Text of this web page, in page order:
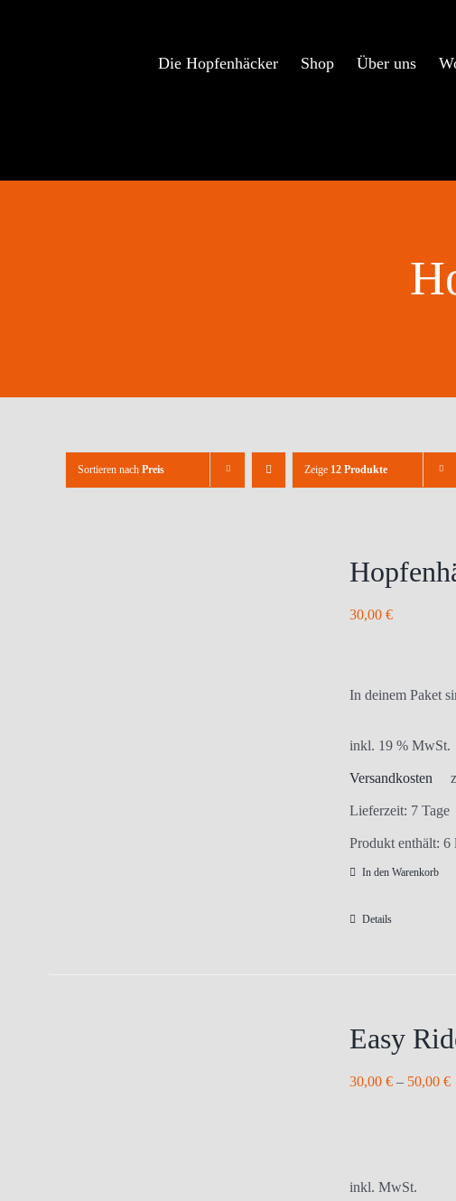
Die Hopfenhäcker Shop Über uns
Sortieren nach Preis Zeige 12 Produkte
30,00 €
In deinem Paket
inkl. 19 % MwSt.
Versandkosten
Lieferzeit: 7 Tage
Produkt enthält: 6 l
In den Warenkorb
Details
Easy
30,00 €– 50,00 €
inkl. MwSt.